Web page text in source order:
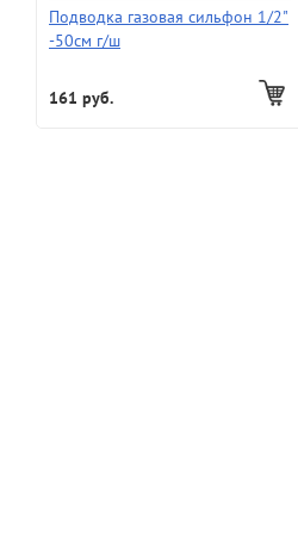
Подводка газовая сильфон 1/2"
-50см г/ш
161 руб.